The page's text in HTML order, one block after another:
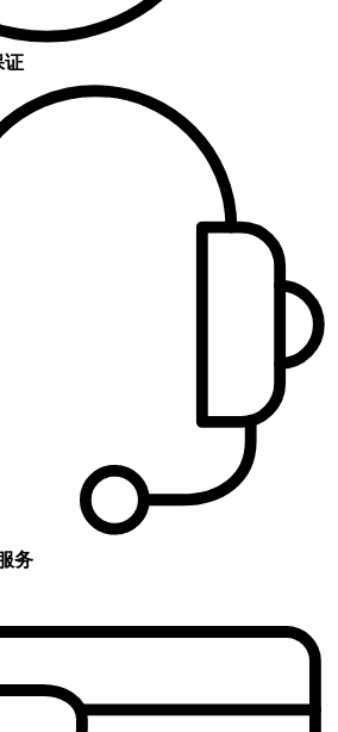
证
务